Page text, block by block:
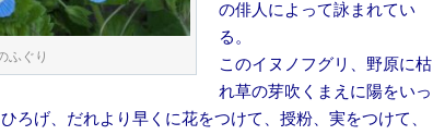
ふぐり
の俳人によって詠まれてい
る。
このイヌノフグリ、野原に枯
れ草の芽吹くまえに陽をいっ
ろげ、だれより早くに花をつけて、授粉、実をつけて、